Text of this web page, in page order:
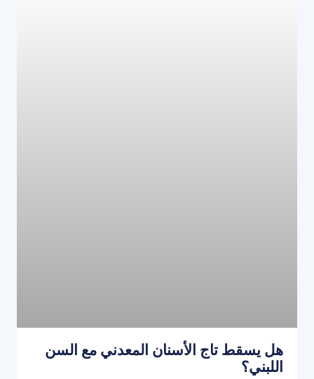
هل يسقط تاج الأسنان المعدني مع السن
اللبني؟